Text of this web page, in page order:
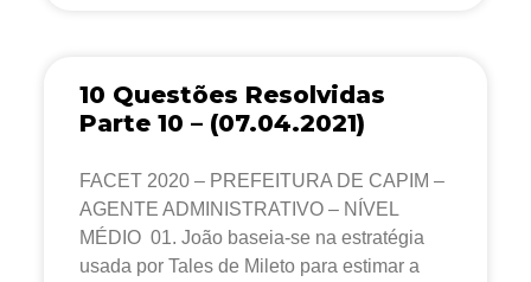
10 Questões Resolvidas
Parte 10 – (07.04.2021)
FACET 2020 – PREFEITURA DE CAPIM –
AGENTE ADMINISTRATIVO – NÍVEL
MÉDIO 01. João baseia-se na estratégia
usada por Tales de Mileto para estimar a